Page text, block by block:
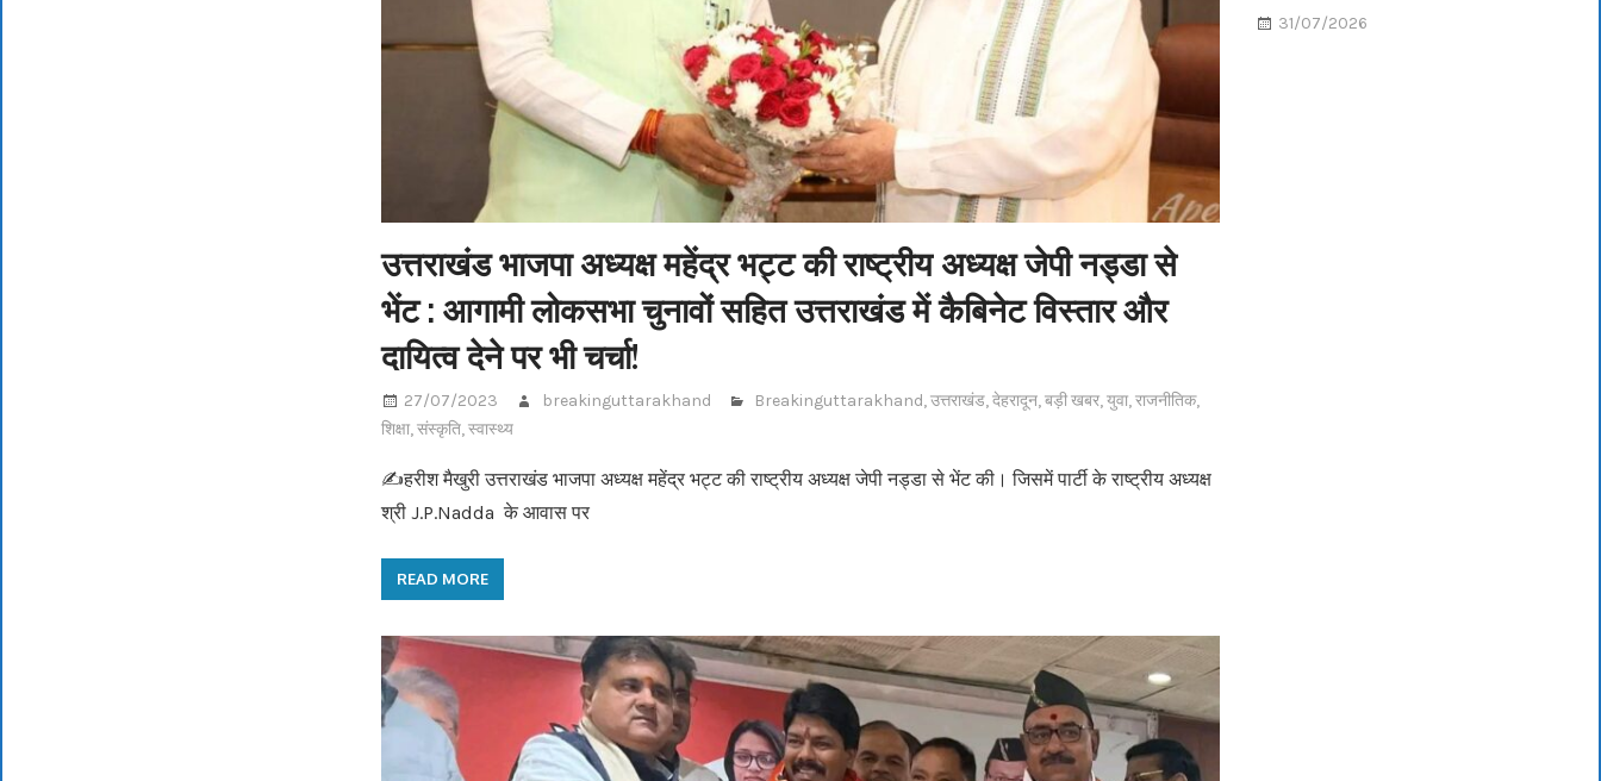
उत्तराखंड भाजपा अध्यक्ष महेंद्र भट्ट की राष्ट्रीय अध्यक्ष जेपी नड्डा से
भेंट : आगामी लोकसभा चुनावों सहित उत्तराखंड में कैबिनेट विस्तार और
दायित्व देने पर भी चर्चा!
27/07/2023 breakinguttarakhand Breakinguttarakhand,उत्तराखंड,देहरादून,बड़ी खबर,युवा,राजनीतिक,
शिक्षा,संस्कृति,स्वास्थ्य
✍️हरीश मैखुरी उत्तराखंड भाजपा अध्यक्ष महेंद्र भट्ट की राष्ट्रीय अध्यक्ष जेपी नड्डा से भेंट की। जिसमें पार्टी के राष्ट्रीय अध्यक्ष
श्री J.P.Nadda के आवास पर
READ MORE
31/07/2026